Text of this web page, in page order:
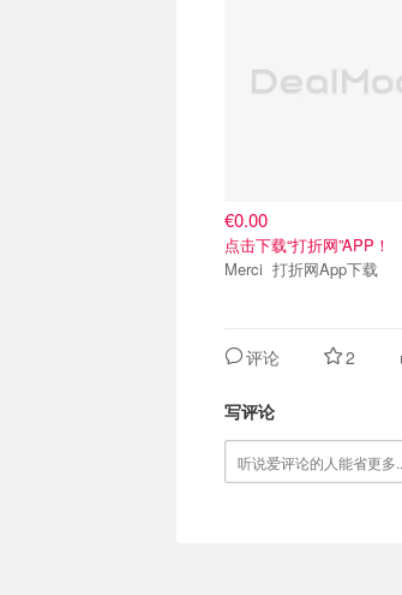
€0.00
点击下载“打折网”APP！
Merci 打折网App下载
评论 2
写评论